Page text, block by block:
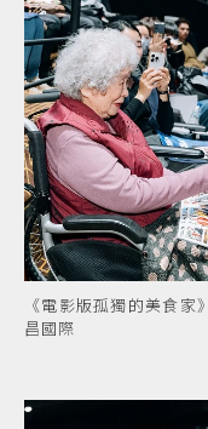
《電影版孤獨的美食
昌國際